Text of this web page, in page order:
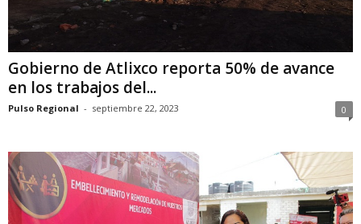
Gobierno de Atlixco reporta 50% de avance
en los trabajos del...
Pulso Regional - septiembre 22, 2023 0